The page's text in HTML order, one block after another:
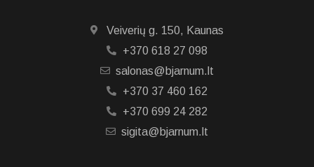
Veiverių g. 150, Kaunas
+370 618 27 098
salonas@bjarnum.lt
+370 37 460 162
+370 699 24 282
sigita@bjarnum.lt